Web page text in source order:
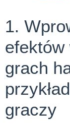
1.
efektów
grach
graczy